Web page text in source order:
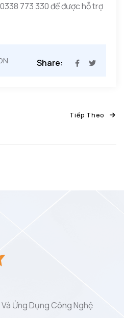
0338 773 330 để được hỗ trợ
Share:
Tiếp Theo
Ứng Dụng Công Nghệ